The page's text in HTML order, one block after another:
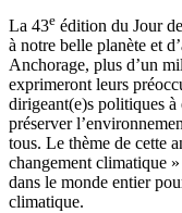
La 43e édition du Jour
à notre belle planète et
Anchorage, plus d’un
exprimeront leurs
dirigeant(e)s politiques à
préserver
tous. Le thème de cette
changement climatique
dans le monde entier
climatique.